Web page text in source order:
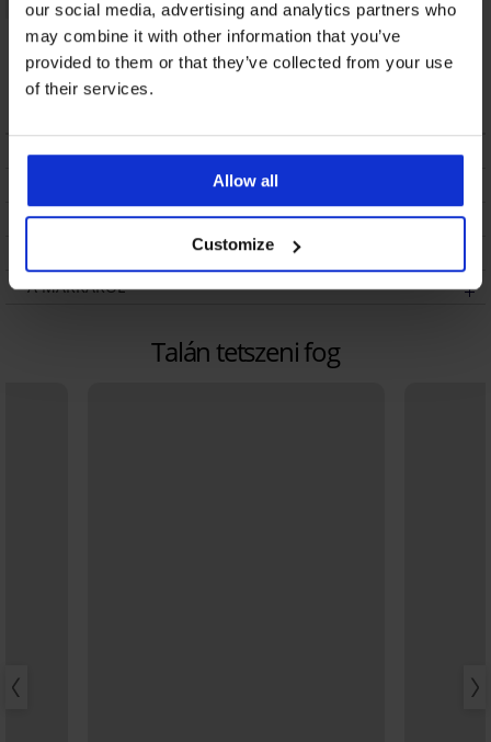
our social media, advertising and analytics partners who
may combine it with other information that you’ve
provided to them or that they’ve collected from your use
of their services.
Allow all
Customize
Lace Nature magas
derekú klasszikus
bugyi
7 290 Ft
Charming klasszikus
9 690 Ft
LEÍRÁS
ÁRUCSERE
A MÁRKÁRÓL
Talán tetszeni fog